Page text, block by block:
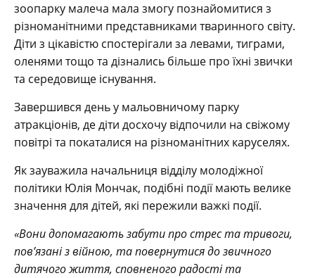
зоопарку малеча мала змогу познайомитися з
різноманітними представниками тваринного світу.
Діти з цікавістю спостерігали за левами, тиграми,
оленями тощо та дізнались більше про їхні звички
та середовище існування.
Завершився день у мальовничому парку
атракціонів, де діти досхочу відпочили на свіжому
повітрі та покаталися на різноманітних каруселях.
Як зауважила начальниця відділу молодіжної
політики Юлія Мончак, подібні події мають велике
значення для дітей, які пережили важкі події.
«Вони допомагають забути про стрес та тривоги,
пов’язані з війною, та повернутися до звичного
дитячого життя, сповненого радості та